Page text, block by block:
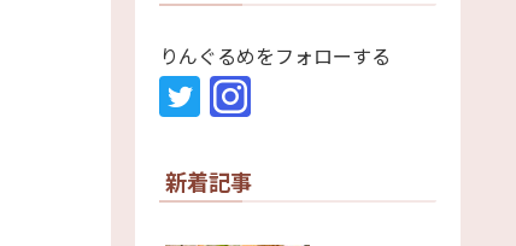
りんぐるめをフォローする
新着記事